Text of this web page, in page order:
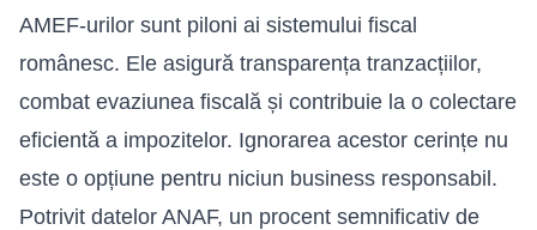
AMEF-urilor sunt piloni ai sistemului fiscal
românesc. Ele asigură transparența tranzacțiilor,
combat evaziunea fiscală și contribuie la o colectare
eficientă a impozitelor. Ignorarea acestor cerințe nu
este o opțiune pentru niciun business responsabil.
Potrivit datelor ANAF, un procent semnificativ de